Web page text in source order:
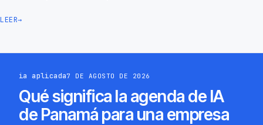
LEER→
ia aplicada7 DE AGOSTO DE 2026
Qué significa la agenda de IA
de Panamá para una empresa